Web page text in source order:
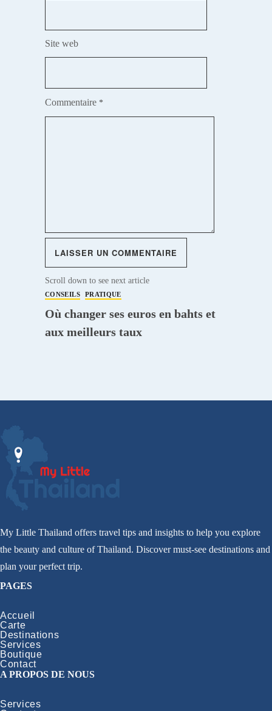
Site web
Commentaire *
Scroll down to see next article
CONSEILS PRATIQUE
Où changer ses euros en bahts et
aux meilleurs taux
My Little Thailand offers travel tips and insights to help you explore
the beauty and culture of Thailand. Discover must-see destinations and
plan your perfect trip.
PAGES
Accueil
Carte
Destinations
Services
Boutique
Contact
A PROPOS DE NOUS
Services